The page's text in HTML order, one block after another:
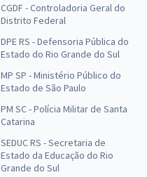
CGDF - Controladoria Geral do
Distrito Federal
DPE RS - Defensoria Pública do
Estado do Rio Grande do Sul
MP SP - Ministério Público do
Estado de São Paulo
PM SC - Polícia Militar de Santa
Catarina
SEDUC RS - Secretaria de
Estado da Educação do Rio
Grande do Sul